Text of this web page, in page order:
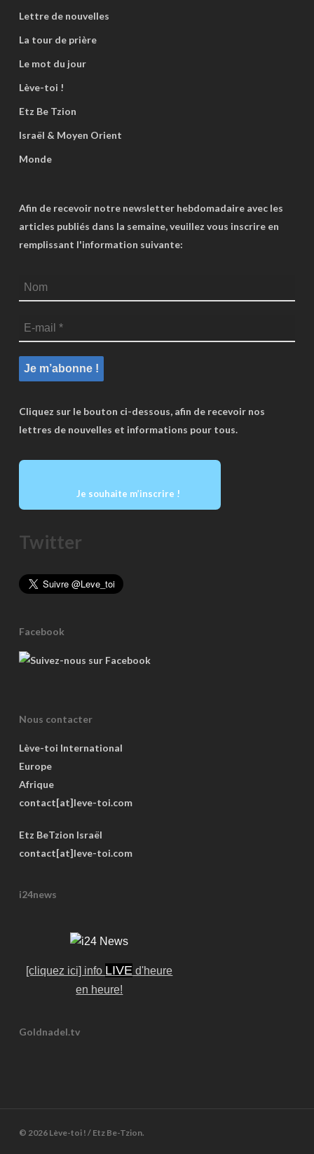
Lettre de nouvelles
La tour de prière
Le mot du jour
Lève-toi !
Etz Be Tzion
Israël & Moyen Orient
Monde
Afin de recevoir notre newsletter hebdomadaire avec les
articles publiés dans la semaine, veuillez vous inscrire en
remplissant l'information suivante:
Cliquez sur le bouton ci-dessous, afin de recevoir nos
lettres de nouvelles et informations pour tous.
Je souhaite m’inscrire !
Twitter
Facebook
Nous contacter
Lève-toi International
Europe
Afrique
contact[at]leve-toi.com
Etz BeTzion Israël
contact[at]leve-toi.com
i24news
[cliquez ici] info LIVE d'heure
en heure!
Goldnadel.tv
© 2026 Lève-toi ! / Etz Be-Tzion.